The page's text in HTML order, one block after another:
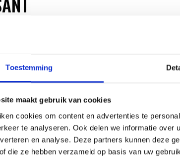
Toestemming
maakt gebruik van cookies
cookies om content en advertenties te
te analyseren. Ook delen we informatie
en analyse. Deze partners kunnen deze
die ze hebben verzameld op basis van uw